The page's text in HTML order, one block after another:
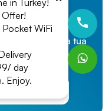
su App Store e
facilmente la tua
senza
Offer!
WiFi
day
Enjoy.